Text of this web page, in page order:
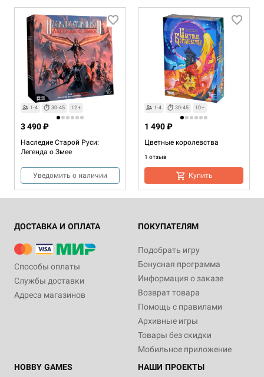
1-4 30-45 12+
Наследие Старой Руси:
Легенда о Змее
3 490 ₽
Уведомить о наличии
1-4 30-45 10+
Цветные королевства
1 отзыв
1 490 ₽
Купить
ДОСТАВКА И ОПЛАТА
Способы оплаты
Службы доставки
Адреса магазинов
ПОКУПАТЕЛЯМ
Подобрать игру
Бонусная программа
Информация о заказе
Возврат товара
Помощь с правилами
Архивные игры
Товары без скидки
Мобильное приложение
HOBBY GAMES
НАШИ ПРОЕКТЫ